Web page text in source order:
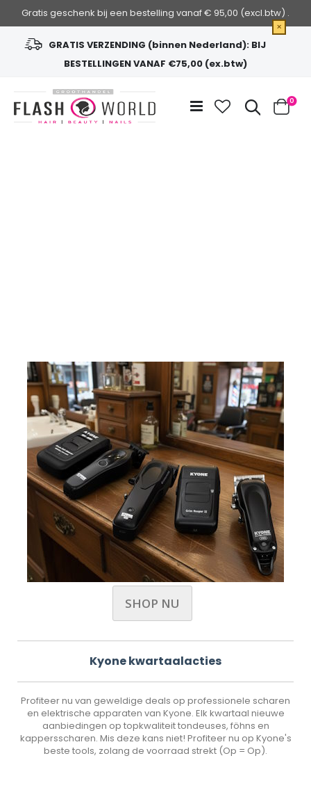
Gratis geschenk bij een bestelling vanaf € 95,00 (excl.btw) .
×
GRATIS VERZENDING (binnen Nederland): BIJ
BESTELLINGEN VANAF €75,00 (ex.btw)
de
inhoud
Zoek
Cart
0
SHOP NU
Kyone kwartaalacties
Profiteer nu van geweldige deals op professionele scharen
en elektrische apparaten van Kyone. Elk kwartaal nieuwe
aanbiedingen op topkwaliteit tondeuses, föhns en
kappersscharen. Mis deze kans niet! Profiteer nu op Kyone's
beste tools, zolang de voorraad strekt (Op = Op).